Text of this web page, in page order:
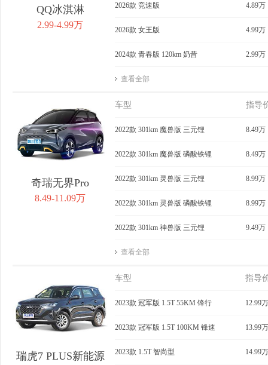
QQ冰淇淋
2.99-4.99万
2026款 竞速版 4.89万
2026款 女王版 4.99万
2024款 青春版 120km 奶昔 2.99万
查看全部
奇瑞无界Pro
8.49-11.09万
车型 指导
2022款 301km 魔兽版 三元锂 8.49万
2022款 301km 魔兽版 磷酸铁锂 8.49万
2022款 301km 灵兽版 三元锂 8.99万
2022款 301km 灵兽版 磷酸铁锂 8.99万
2022款 301km 神兽版 三元锂 9.49万
查看全部
瑞虎7 PLUS新能源
车型 指导
2023款 冠军版 1.5T 55KM 锋行 12.99万
2023款 冠军版 1.5T 100KM 锋速 13.99万
2023款 1.5T 智尚型 14.99万